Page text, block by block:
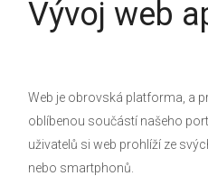
Vývoj web
Web je obrovská platforma, a
oblíbenou součástí našeho
uživatelů si web prohlíží ze
nebo smartphonů.